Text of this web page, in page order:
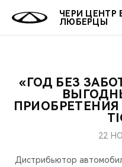
ЧЕРИ ЦЕНТР
ЛЮБЕРЦЫ
О
«ГОД БЕЗ
ПРИОБРЕТЕНИЯ
22
Дистрибьютор